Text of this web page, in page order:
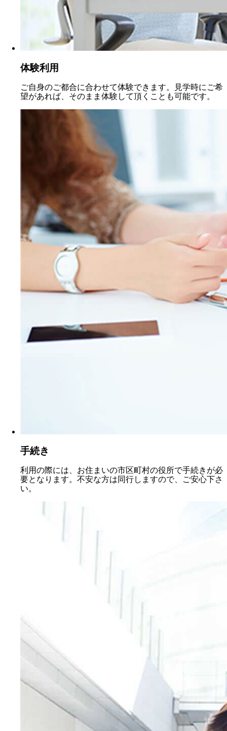
体験利用
ご自身のご都合に合わせて体験できます。見学時にご希
望があれば、そのまま体験して頂くことも可能です。
手続き
利用の際には、お住まいの市区町村の役所で手続きが必
要となります。不安な方は同行しますので、ご安心下さ
い。